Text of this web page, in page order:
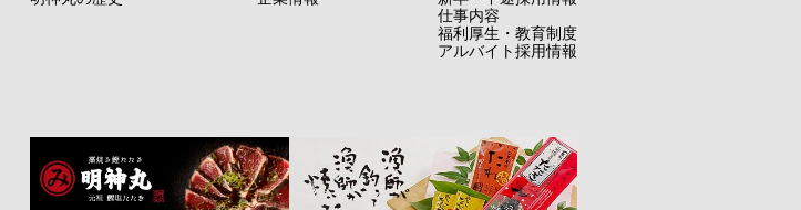
仕事内容
福利厚生・教育制度
アルバイト採用情報